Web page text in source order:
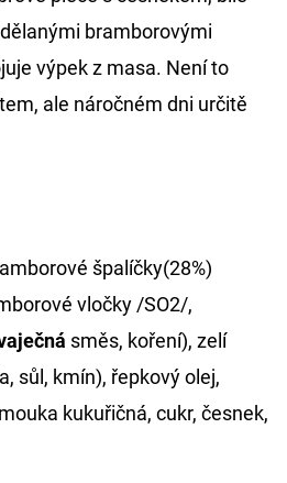
bramborovými
výpek z masa. Není to
ale náročném dni určitě
špalíčky(28%)
vločky /SO2/,
směs, koření), zelí
sůl, kmín), řepkový olej,
kukuřičná, cukr, česnek,